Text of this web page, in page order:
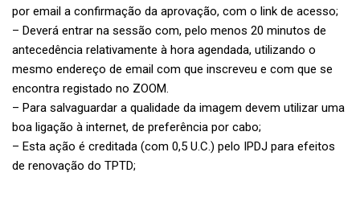
por email a confirmação da aprovação, com o link de acesso;
– Deverá entrar na sessão com, pelo menos 20 minutos de
antecedência relativamente à hora agendada, utilizando o
mesmo endereço de email com que inscreveu e com que se
encontra registado no ZOOM.
– Para salvaguardar a qualidade da imagem devem utilizar uma
boa ligação à internet, de preferência por cabo;
– Esta ação é creditada (com 0,5 U.C.) pelo IPDJ para efeitos
de renovação do TPTD;